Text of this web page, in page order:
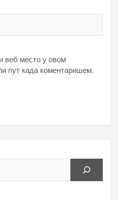
веб место у овом
пут када коментаришем.